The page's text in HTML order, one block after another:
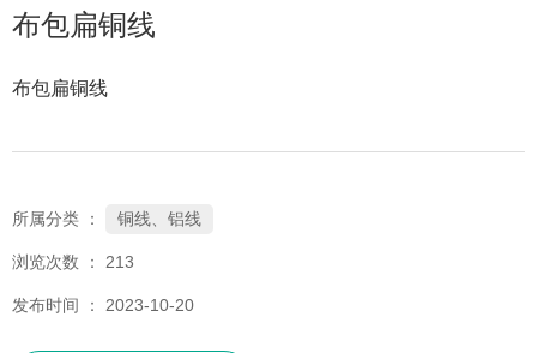
布包扁铜线
布包扁铜线
所属分类 ： 铜线、铝线
浏览次数 ： 213
发布时间 ： 2023-10-20